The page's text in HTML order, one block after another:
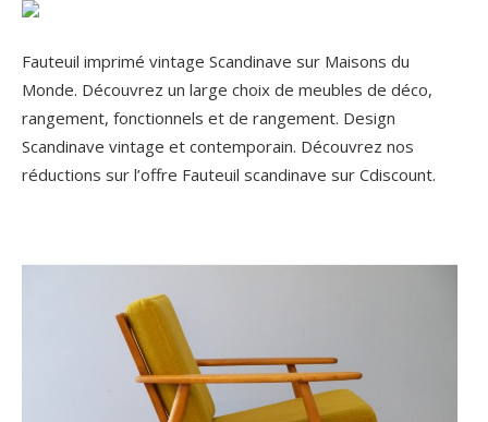
Fauteuil imprimé vintage Scandinave sur Maisons du
Monde. Découvrez un large choix de meubles de déco,
rangement, fonctionnels et de rangement. Design
Scandinave vintage et contemporain. Découvrez nos
réductions sur l’offre Fauteuil scandinave sur Cdiscount.